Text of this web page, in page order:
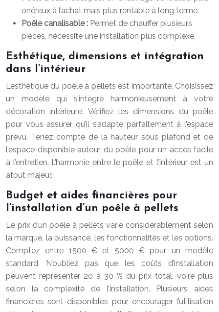
onéreux à l’achat mais plus rentable à long terme.
Poêle canalisable : Permet de chauffer plusieurs
pièces, nécessite une installation plus complexe.
Esthétique, dimensions et intégration
dans l’intérieur
L’esthétique du poêle à pellets est importante. Choisissez
un modèle qui s’intègre harmonieusement à votre
décoration intérieure. Vérifiez les dimensions du poêle
pour vous assurer qu’il s’adapte parfaitement à l’espace
prévu. Tenez compte de la hauteur sous plafond et de
l’espace disponible autour du poêle pour un accès facile
à l’entretien. L’harmonie entre le poêle et l’intérieur est un
atout majeur.
Budget et aides financières pour
l’installation d’un poêle à pellets
Le prix d’un poêle à pellets varie considérablement selon
la marque, la puissance, les fonctionnalités et les options.
Comptez entre 1500 € et 5000 € pour un modèle
standard. N’oubliez pas que les coûts d’installation
peuvent représenter 20 à 30 % du prix total, voire plus
selon la complexité de l’installation. Plusieurs aides
financières sont disponibles pour encourager l’utilisation